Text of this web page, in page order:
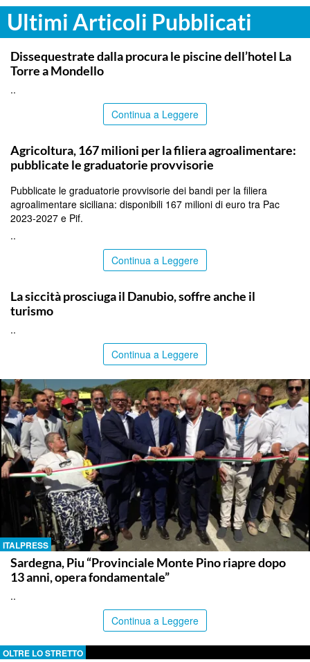
Ultimi Articoli Pubblicati
PALERMO
Dissequestrate dalla procura le piscine dell’hotel La
Torre a Mondello
..
Continua a Leggere
Agricoltura, 167 milioni per la filiera agroalimentare:
pubblicate le graduatorie provvisorie
Pubblicate le graduatorie provvisorie dei bandi per la filiera
agroalimentare siciliana: disponibili 167 milioni di euro tra Pac
2023-2027 e Pif.
..
Continua a Leggere
La siccità prosciuga il Danubio, soffre anche il
turismo
..
Continua a Leggere
ITALPRESS
Sardegna, Piu “Provinciale Monte Pino riapre dopo
13 anni, opera fondamentale”
..
Continua a Leggere
OLTRE LO STRETTO